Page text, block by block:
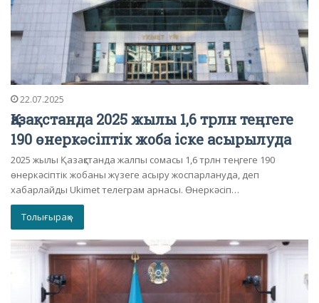
22.07.2025
Қазақстанда 2025 жылы 1,6 трлн теңгеге
190 өнеркәсіптік жоба іске асырылуда
2025 жылы Қазақстанда жалпы сомасы 1,6 трлн теңгеге 190
өнеркәсіптік жобаны жүзеге асыру жоспарлануда, деп
хабарлайды Ukimet телеграм арнасы. Өнеркәсіп…
Толығырақ »